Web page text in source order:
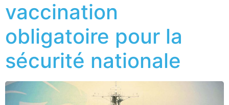
vaccination
obligatoire pour la
sécurité nationale